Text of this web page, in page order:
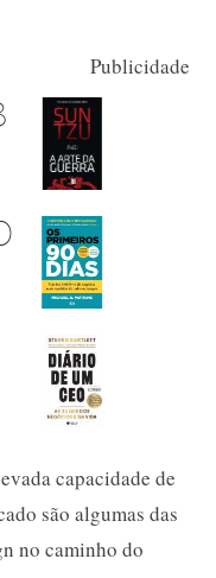
Publicidade
capacidade de
são algumas das
no caminho do